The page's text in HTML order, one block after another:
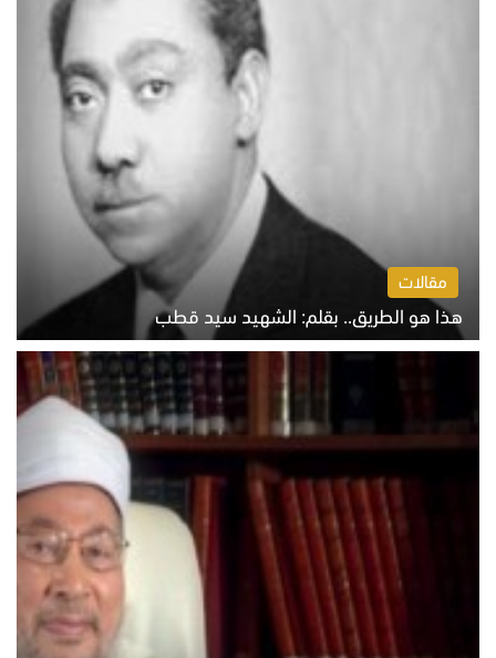
مقالات
هذا هو الطريق.. بقلم: الشهيد سيد قطب
الخميس 6 أغسطس 2026 10:52 ص